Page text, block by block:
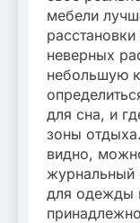
мебели
неверных
небольшую
для сна, и
зоны
видно,
журнальный
для одежды